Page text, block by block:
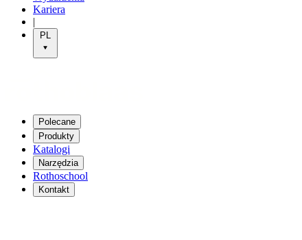
Kariera
|
PL
Polecane
Produkty
Katalogi
Narzędzia
Rothoschool
Kontakt